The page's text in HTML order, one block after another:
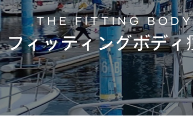
THE FITTING BODY
フィッティングボディ